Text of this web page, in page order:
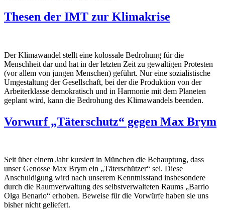
Thesen der IMT zur Klimakrise
Der Klimawandel stellt eine kolossale Bedrohung für die
Menschheit dar und hat in der letzten Zeit zu gewaltigen Protesten
(vor allem von jungen Menschen) geführt. Nur eine sozialistische
Umgestaltung der Gesellschaft, bei der die Produktion von der
Arbeiterklasse demokratisch und in Harmonie mit dem Planeten
geplant wird, kann die Bedrohung des Klimawandels beenden.
Vorwurf „Täterschutz“ gegen Max Brym
Seit über einem Jahr kursiert in München die Behauptung, dass
unser Genosse Max Brym ein „Täterschützer“ sei. Diese
Anschuldigung wird nach unserem Kenntnisstand insbesondere
durch die Raumverwaltung des selbstverwalteten Raums „Barrio
Olga Benario“ erhoben. Beweise für die Vorwürfe haben sie uns
bisher nicht geliefert.